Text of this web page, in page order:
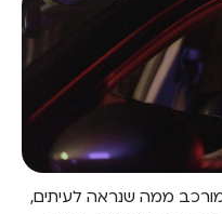
ממה שנראה לעיתים,